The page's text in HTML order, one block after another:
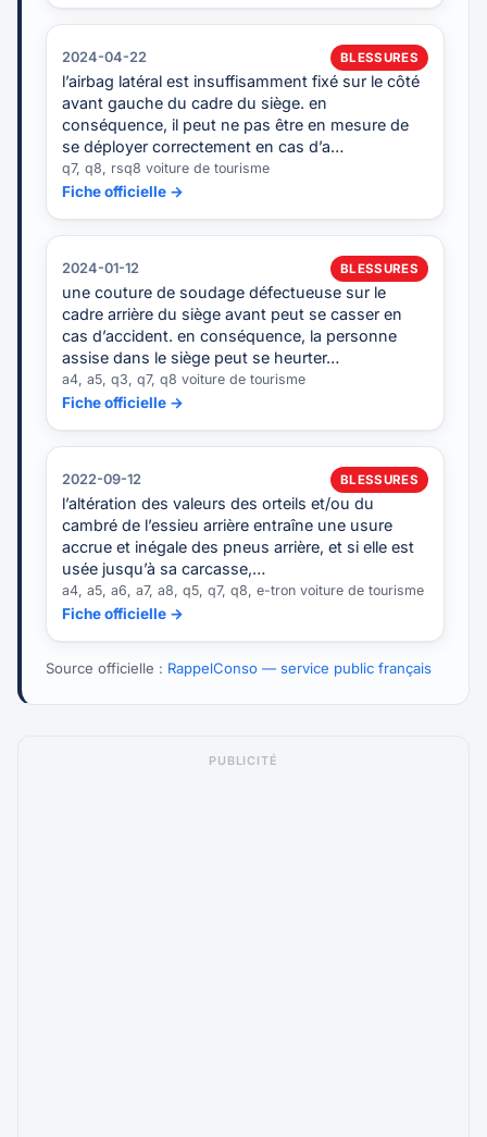
2024-04-22 BLESSURES
l’airbag latéral est insuffisamment fixé sur le côté
avant gauche du cadre du siège. en
conséquence, il peut ne pas être en mesure de
se déployer correctement en cas d’a…
q7, q8, rsq8 voiture de tourisme
Fiche officielle →
2024-01-12 BLESSURES
une couture de soudage défectueuse sur le
cadre arrière du siège avant peut se casser en
cas d’accident. en conséquence, la personne
assise dans le siège peut se heurter…
a4, a5, q3, q7, q8 voiture de tourisme
Fiche officielle →
2022-09-12 BLESSURES
l’altération des valeurs des orteils et/ou du
cambré de l’essieu arrière entraîne une usure
accrue et inégale des pneus arrière, et si elle est
usée jusqu’à sa carcasse,…
a4, a5, a6, a7, a8, q5, q7, q8, e-tron voiture de tourisme
Fiche officielle →
Source officielle : RappelConso — service public français
PUBLICITÉ